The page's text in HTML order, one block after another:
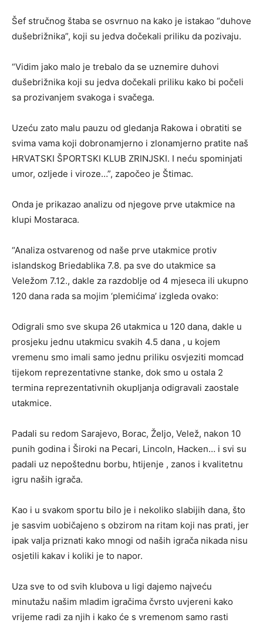
Šef stručnog štaba se osvrnuo na kako je istakao “duhove
dušebrižnika”, koji su jedva dočekali priliku da pozivaju.
“Vidim jako malo je trebalo da se uznemire duhovi
dušebrižnika koji su jedva dočekali priliku kako bi počeli
sa prozivanjem svakoga i svačega.
Uzeću zato malu pauzu od gledanja Rakowa i obratiti se
svima vama koji dobronamjerno i zlonamjerno pratite naš
HRVATSKI ŠPORTSKI KLUB ZRINJSKI. I neću spominjati
umor, ozljede i viroze…”, započeo je Štimac.
Onda je prikazao analizu od njegove prve utakmice na
klupi Mostaraca.
“Analiza ostvarenog od naše prve utakmice protiv
islandskog Briedablika 7.8. pa sve do utakmice sa
Veležom 7.12., dakle za razdoblje od 4 mjeseca ili ukupno
120 dana rada sa mojim ‘plemićima’ izgleda ovako:
Odigrali smo sve skupa 26 utakmica u 120 dana, dakle u
prosjeku jednu utakmicu svakih 4.5 dana , u kojem
vremenu smo imali samo jednu priliku osvjeziti momcad
tijekom reprezentativne stanke, dok smo u ostala 2
termina reprezentativnih okupljanja odigravali zaostale
utakmice.
Padali su redom Sarajevo, Borac, Željo, Velež, nakon 10
punih godina i Široki na Pecari, Lincoln, Hacken… i svi su
padali uz nepoštednu borbu, htijenje , zanos i kvalitetnu
igru naših igrača.
Kao i u svakom sportu bilo je i nekoliko slabijih dana, što
je sasvim uobičajeno s obzirom na ritam koji nas prati, jer
ipak valja priznati kako mnogi od naših igrača nikada nisu
osjetili kakav i koliki je to napor.
Uza sve to od svih klubova u ligi dajemo najveću
minutažu našim mladim igračima čvrsto uvjereni kako
vrijeme radi za njih i kako će s vremenom samo rasti